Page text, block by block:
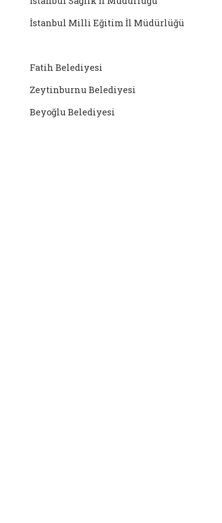
İstanbul Milli Eğitim İl Müdürlüğü
Fatih Belediyesi
Zeytinburnu Belediyesi
Beyoğlu Belediyesi